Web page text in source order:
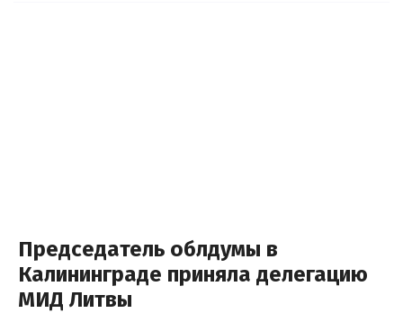
Председатель облдумы в
Калининграде приняла делегацию
МИД Литвы